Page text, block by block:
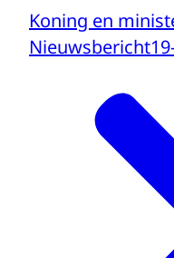
Koning en
Nieuwsbericht